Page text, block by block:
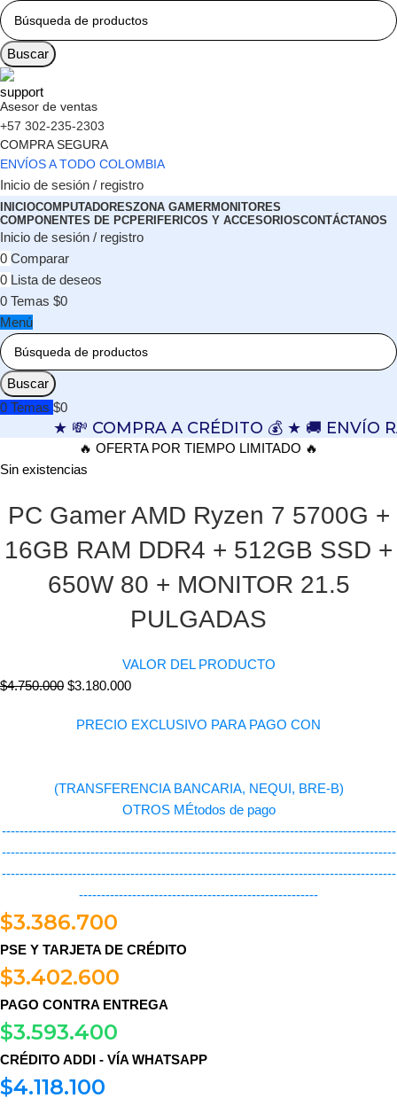
Buscar
Asesor de ventas
+57 302-235-2303
COMPRA SEGURA
ENVÍOS A TODO COLOMBIA
Inicio de sesión / registro
INICIOCOMPUTADORESZONA GAMERMONITORES
COMPONENTES DE PCPERIFERICOS Y ACCESORIOSCONTÁCTANOS
Inicio de sesión / registro
0 Comparar
0 Lista de deseos
0 Temas $0
Menú
Buscar
0 Temas $0
★ 💸 COMPRA A CRÉDITO 💰 ★ 🚚 ENVÍO
🔥 OFERTA POR TIEMPO LIMITADO 🔥
Sin existencias
PC Gamer AMD Ryzen 7 5700G +
16GB RAM DDR4 + 512GB SSD +
650W 80 + MONITOR 21.5
PULGADAS
VALOR DEL PRODUCTO
$4.750.000 $3.180.000
PRECIO EXCLUSIVO PARA PAGO CON
(TRANSFERENCIA BANCARIA, NEQUI, BRE-B)
OTROS MÉtodos de pago
-----------------------------------------------------------------------------------------
-----------------------------------------------------------------------------------------
-----------------------------------------------------------------------------------------
------------------------------------------------------
$3.386.700
PSE Y TARJETA DE CRÉDITO
$3.402.600
PAGO CONTRA ENTREGA
$3.593.400
CRÉDITO ADDI - VÍA WHATSAPP
$4.118.100